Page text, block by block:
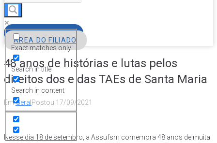
Exact matches only
Search in title
Search in content
ÁREA DO FILIADO
48 anos de histórias e lutas pelos
direitos dos e das TAEs de Santa Maria
EmGeral Postou 17/09/2021
Nesse dia 18 de setembro, a Assufsm comemora 48 anos de muita